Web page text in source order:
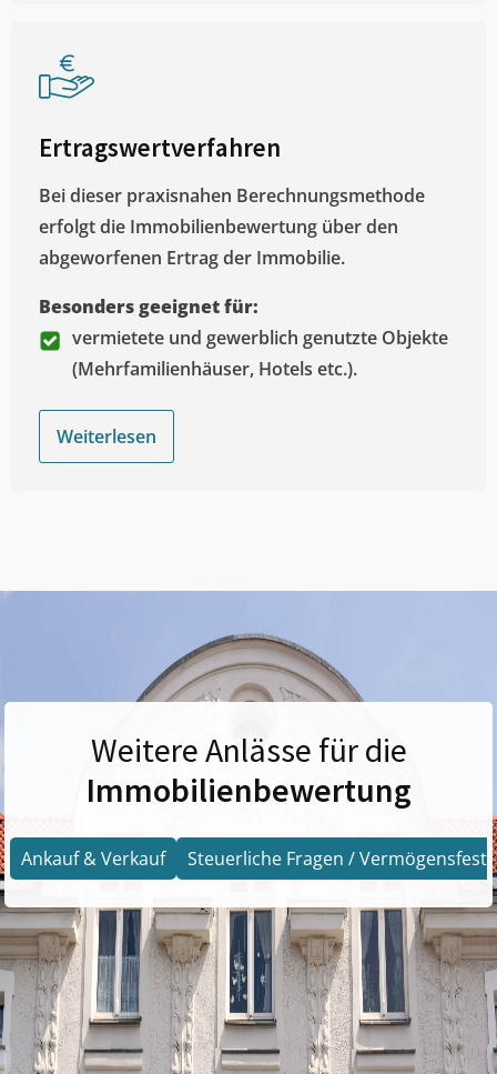
Ertragswertverfahren
Bei dieser praxisnahen Berechnungsmethode
erfolgt die Immobilienbewertung über den
abgeworfenen Ertrag der Immobilie.
Besonders geeignet für:
vermietete und gewerblich genutzte Objekte
(Mehrfamilienhäuser, Hotels etc.).
Weiterlesen
Weitere Anlässe für die
Immobilienbewertung
Ankauf & Verkauf Steuerliche Fragen /